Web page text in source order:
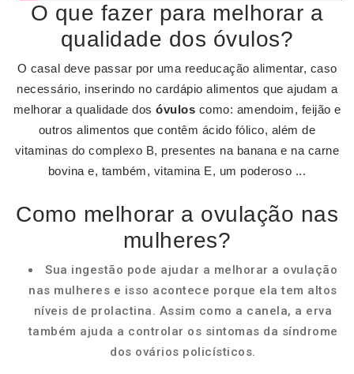
O que fazer para melhorar a
qualidade dos óvulos?
O casal deve passar por uma reeducação alimentar, caso
necessário, inserindo no cardápio alimentos que ajudam a
melhorar a qualidade dos óvulos como: amendoim, feijão e
outros alimentos que contêm ácido fólico, além de
vitaminas do complexo B, presentes na banana e na carne
bovina e, também, vitamina E, um poderoso ...
Como melhorar a ovulação nas
mulheres?
Sua ingestão pode ajudar a melhorar a ovulação
nas mulheres e isso acontece porque ela tem altos
níveis de prolactina. Assim como a canela, a erva
também ajuda a controlar os sintomas da síndrome
dos ovários policísticos.